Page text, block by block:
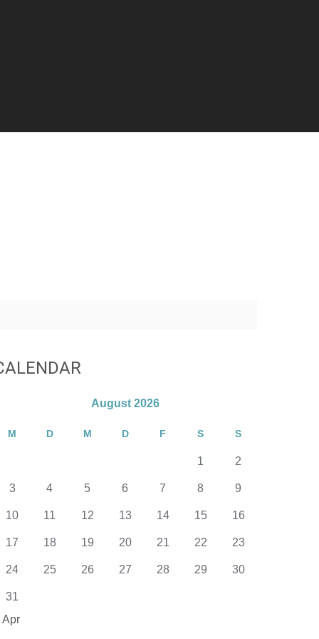
August 2026
M D M D F S S
1 2
3 4 5 6 7 8 9
10 11 12 13 14 15 16
17 18 19 20 21 22 23
24 25 26 27 28 29 30
31
Apr